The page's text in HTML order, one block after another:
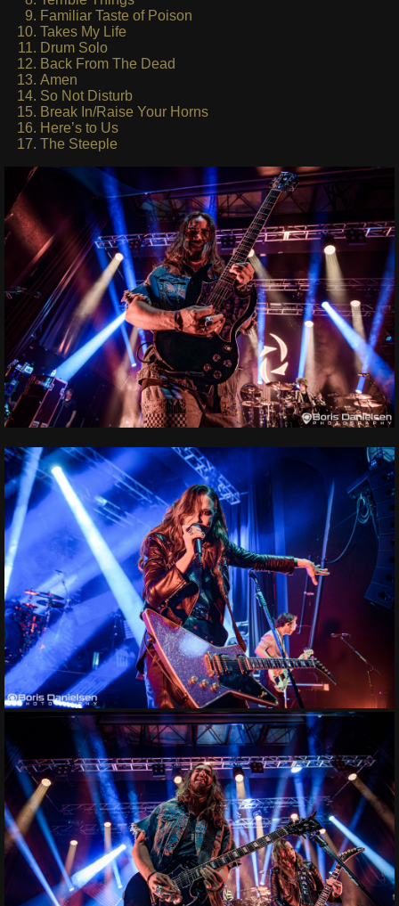
Familiar Taste of Poison
Takes My Life
Drum Solo
Back From The Dead
Amen
So Not Disturb
Break In/Raise Your Horns
Here’s to Us
The Steeple